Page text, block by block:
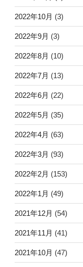
2022年10月 (3)
2022年9月 (3)
2022年8月 (10)
2022年7月 (13)
2022年6月 (22)
2022年5月 (35)
2022年4月 (63)
2022年3月 (93)
2022年2月 (153)
2022年1月 (49)
2021年12月 (54)
2021年11月 (41)
2021年10月 (47)